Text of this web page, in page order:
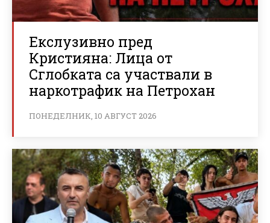
Екслузивно пред
Кристияна: Лица от
Сглобката са участвали в
наркотрафик на Петрохан
ПОНЕДЕЛНИК, 10 АВГУСТ 2026